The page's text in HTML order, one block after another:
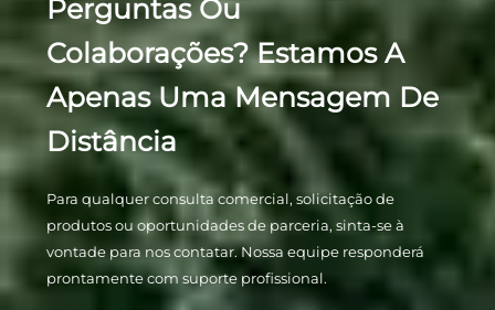
Perguntas Ou
Colaborações? Estamos A
Apenas Uma Mensagem De
Distância
Para qualquer consulta comercial, solicitação de
produtos ou oportunidades de parceria, sinta-se à
vontade para nos contatar. Nossa equipe responderá
prontamente com suporte profissional.